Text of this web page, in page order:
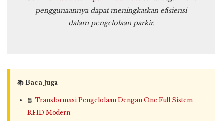
penggunaannya dapat meningkatkan efisiensi
dalam pengelolaan parkir.
📚 Baca Juga
📘 Transformasi Pengelolaan Dengan One Full Sistem
RFID Modern